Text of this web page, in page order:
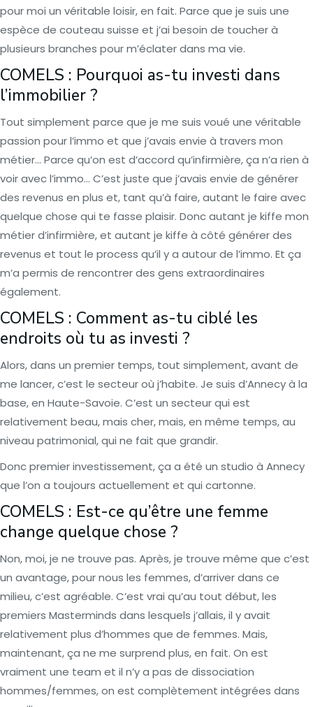
pour moi un véritable loisir, en fait. Parce que je suis une
espèce de couteau suisse et j’ai besoin de toucher à
plusieurs branches pour m’éclater dans ma vie.
COMELS : Pourquoi as-tu investi dans
l’immobilier ?
Tout simplement parce que je me suis voué une véritable
passion pour l’immo et que j’avais envie à travers mon
métier… Parce qu’on est d’accord qu’infirmière, ça n’a rien à
voir avec l’immo… C’est juste que j’avais envie de générer
des revenus en plus et, tant qu’à faire, autant le faire avec
quelque chose qui te fasse plaisir. Donc autant je kiffe mon
métier d’infirmière, et autant je kiffe à côté générer des
revenus et tout le process qu’il y a autour de l’immo. Et ça
m’a permis de rencontrer des gens extraordinaires
également.
COMELS : Comment as-tu ciblé les
endroits où tu as investi ?
Alors, dans un premier temps, tout simplement, avant de
me lancer, c’est le secteur où j’habite. Je suis d’Annecy à la
base, en Haute-Savoie. C’est un secteur qui est
relativement beau, mais cher, mais, en même temps, au
niveau patrimonial, qui ne fait que grandir.
Donc premier investissement, ça a été un studio à Annecy
que l’on a toujours actuellement et qui cartonne.
COMELS : Est-ce qu’être une femme
change quelque chose ?
Non, moi, je ne trouve pas. Après, je trouve même que c’est
un avantage, pour nous les femmes, d’arriver dans ce
milieu, c’est agréable. C’est vrai qu’au tout début, les
premiers Masterminds dans lesquels j’allais, il y avait
relativement plus d’hommes que de femmes. Mais,
maintenant, ça ne me surprend plus, en fait. On est
vraiment une team et il n’y a pas de dissociation
hommes/femmes, on est complètement intégrées dans